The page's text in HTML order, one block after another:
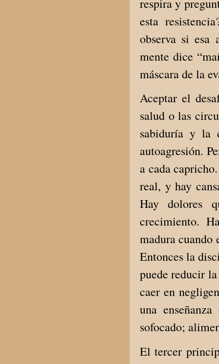
respira y
esta
observa si esa
mente dice
máscara de la
Aceptar el
salud o las
sabiduría y la
autoagresión.
a cada
real, y hay
Hay dolores
crecimiento.
madura cuando
Entonces la
puede reducir
caer en
una
sofocado;
El tercer